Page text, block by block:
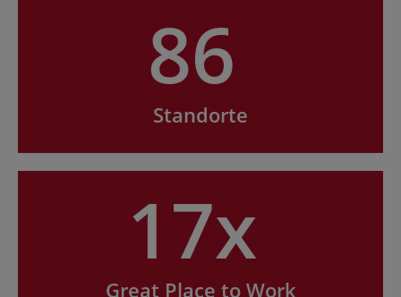
86
Standorte
17x
Great Place to Work